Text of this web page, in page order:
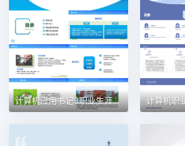
计算机应用书记3职业生涯规划PPT模板